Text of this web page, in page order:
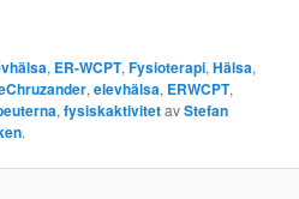
, ER-WCPT,Fysioterapi,Hälsa,
,elevhälsa, ERWCPT,
,fysiskaktivitetavStefan
.